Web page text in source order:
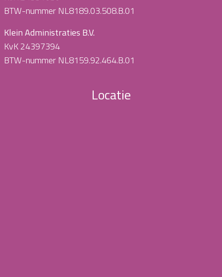
BTW-nummer NL8189.03.508.B.01
Klein Administraties B.V.
KvK 24397394
BTW-nummer NL8159.92.464.B.01
Locatie